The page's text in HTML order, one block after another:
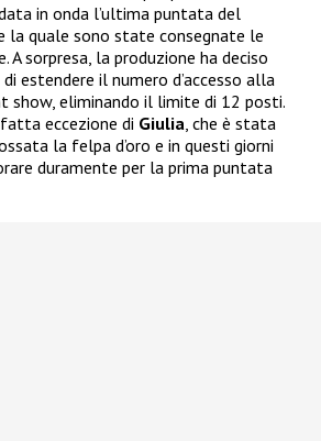
in onda l’ultima puntata del
la quale sono state consegnate le
sorpresa, la produzione ha deciso
estendere il numero d’accesso alla
show, eliminando il limite di 12 posti.
eccezione di Giulia , che è stata
la felpa d’oro e in questi giorni
duramente per la prima puntata